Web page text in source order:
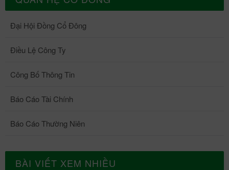
Đại Hội Đồng Cổ Đông
Điều Lệ Công Ty
Công Bố Thông Tin
Báo Cáo Tài Chính
Báo Cáo Thường Niên
BÀI VIẾT XEM NHIỀU